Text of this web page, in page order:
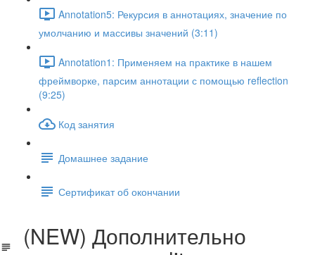
Annotation5: Рекурсия в аннотациях, значение по
умолчанию и массивы значений (3:11)
Annotation1: Применяем на практике в нашем
фреймворке, парсим аннотации с помощью reflection
(9:25)
Код занятия
Домашнее задание
Сертификат об окончании
(NEW) Дополнительно